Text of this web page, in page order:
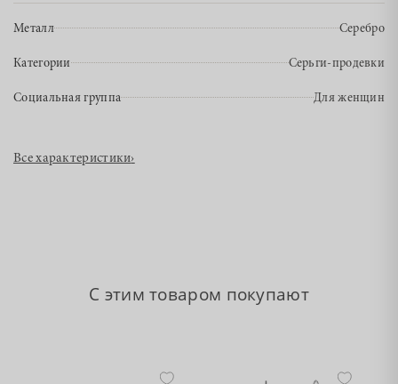
Металл Серебро
Категории Серьги-продевки
Социальная группа Для женщин
Все характеристики›
С этим товаром покупают